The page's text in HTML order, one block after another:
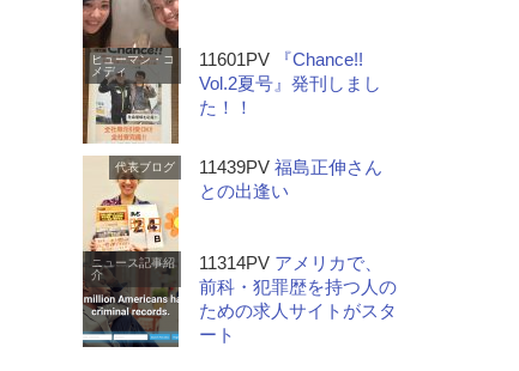
ヒューマン・コ
メディ
11601PV
『Chance!!
Vol.2夏号』発刊しまし
た！！
代表ブログ 11439PV 福島正伸さん
との出逢い
ニュース記事紹
介
11314PV アメリカで、
前科・犯罪歴を持つ人の
ための求人サイトがスタ
ート